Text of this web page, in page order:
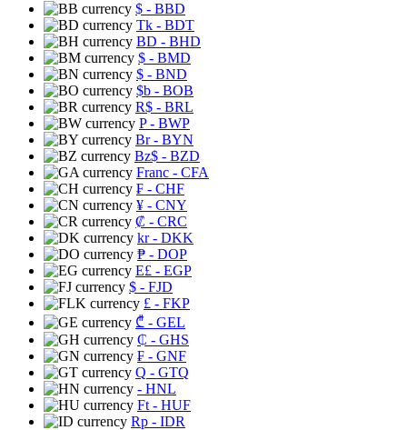
$ - BBD
Tk - BDT
BD - BHD
$ - BMD
$ - BND
$b - BOB
R$ - BRL
P- BWP
Br- BYN
Bz$ - BZD
Franc - CFA
₣ - CHF
¥ - CNY
₡ - CRC
kr- DKK
₱ - DOP
E£ - EGP
$ - FJD
£ - FKP
₾ - GEL
₵ - GHS
₣ - GNF
Q - GTQ
- HNL
Ft - HUF
Rp - IDR